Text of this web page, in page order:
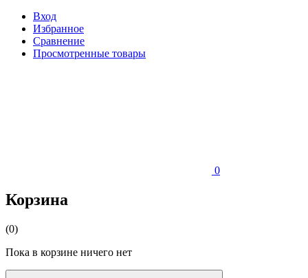
Вход
Избранное
Сравнение
Просмотренные товары
0
Корзина
(0)
Пока в корзине ничего нет